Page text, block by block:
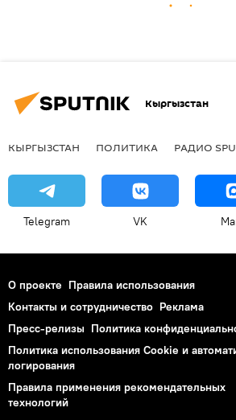
Кыргызстан
КЫРГЫЗСТАН ПОЛИТИКА РАДИО
Telegram VK
О проекте Правила использования
Контакты и сотрудничество Реклама
Пресс-релизы Политика
Политика использования Cookie и
логирования
Правила применения рекомендательных
технологий